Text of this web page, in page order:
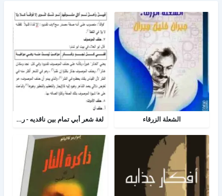
الشعلة الزرقاء لغة شعر أبي تمام بين ناقديه - رسالة لغه عربية